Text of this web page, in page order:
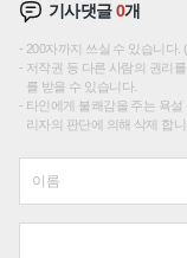
기사댓글0개
200자까지 쓰실 수 있습니다.
저작권 등 다른 사람의 권리
를 받을 수 있습니다.
타인에게 불쾌감을 주는 욕
리자의 판단에 의해 삭제 합니